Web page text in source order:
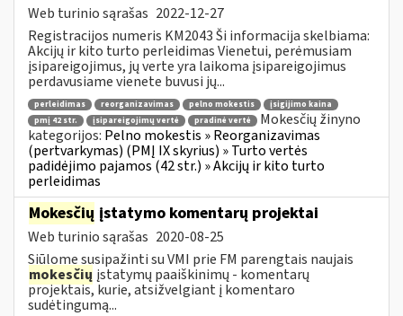
Web turinio sąrašas 2022-12-27
Registracijos numeris KM2043 Ši informacija skelbiama:
Akcijų ir kito turto perleidimas Vienetui, perėmusiam
įsipareigojimus, jų verte yra laikoma įsipareigojimus
perdavusiame vienete buvusi jų...
perleidimas reorganizavimas pelno mokestis
įsigijimo kaina
pmį 42 str.
įsipareigojimų vertė pradinė vertė
Mokesčių žinyno
kategorijos: Pelno mokestis » Reorganizavimas
(pertvarkymas) (PMĮ IX skyrius) » Turto vertės
padidėjimo pajamos (42 str.) » Akcijų ir kito turto
perleidimas
Mokesčių įstatymo komentarų projektai
Web turinio sąrašas 2020-08-25
Siūlome susipažinti su VMI prie FM parengtais naujais
mokesčių įstatymų paaiškinimų - komentarų
projektais, kurie, atsižvelgiant į komentaro
sudėtingumą...